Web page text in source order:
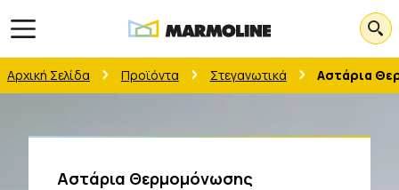
Open main menu
Αρχική Σελίδα Προϊόντα Στεγανωτικά Αστάρια
Αστάρια Θερμομόνωσης